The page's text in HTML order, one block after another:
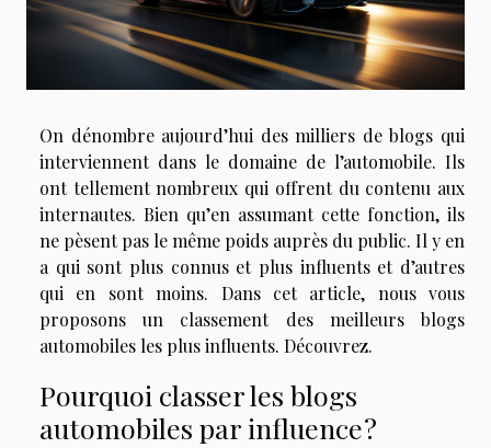
On dénombre aujourd’hui des milliers de blogs qui
interviennent dans le domaine de l’automobile. Ils
ont tellement nombreux qui offrent du contenu aux
internautes. Bien qu’en assumant cette fonction, ils
ne pèsent pas le même poids auprès du public. Il y en
a qui sont plus connus et plus influents et d’autres
qui en sont moins. Dans cet article, nous vous
proposons un classement des meilleurs blogs
automobiles les plus influents. Découvrez.
Pourquoi classer les blogs
automobiles par influence ?